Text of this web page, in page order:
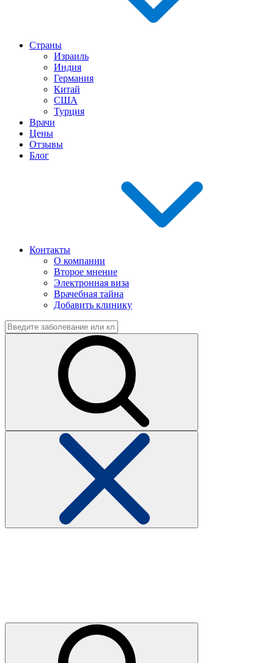
Страны
Израиль
Индия
Германия
Китай
США
Турция
Врачи
Цены
Отзывы
Блог
Контакты
О компании
Второе мнение
Электронная виза
Врачебная тайна
Добавить клинику